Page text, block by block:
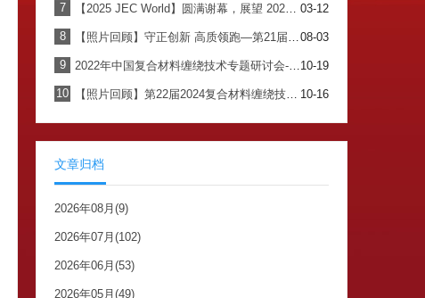
7 03-12
【2025 JEC World】圆满谢幕，展望 2026 巴黎之约
8 08-03
【照片回顾】守正创新 高质领跑—第21届2023复合材料缠绕编织技术创新应用论坛圆满闭幕
9 10-19
2022年中国复合材料缠绕技术专题研讨会-在线直播
10 10-16
【照片回顾】第22届2024复合材料缠绕技术创新应用论坛暨枣强复合材料产业发展研讨会
文章归档
2026年08月(9)
2026年07月(102)
2026年06月(53)
2026年05月(49)